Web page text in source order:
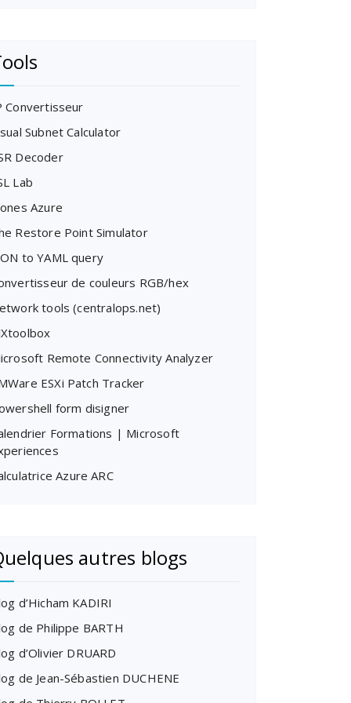
Convertisseur
Subnet Calculator
Decoder
Lab
Azure
Restore Point Simulator
to YAML query
de couleurs RGB/hex
tools (centralops.net)
Remote Connectivity Analyzer
ESXi Patch Tracker
form disigner
Formations | Microsoft
Azure ARC
autres blogs
d’Hicham KADIRI
de Philippe BARTH
d’Olivier DRUARD
de Jean-Sébastien DUCHENE